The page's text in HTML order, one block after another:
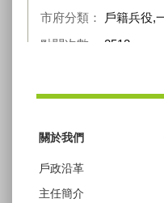
市府分類： 戶籍兵役,
點閱次數： 2512
關於我們
戶政沿革
主任簡介